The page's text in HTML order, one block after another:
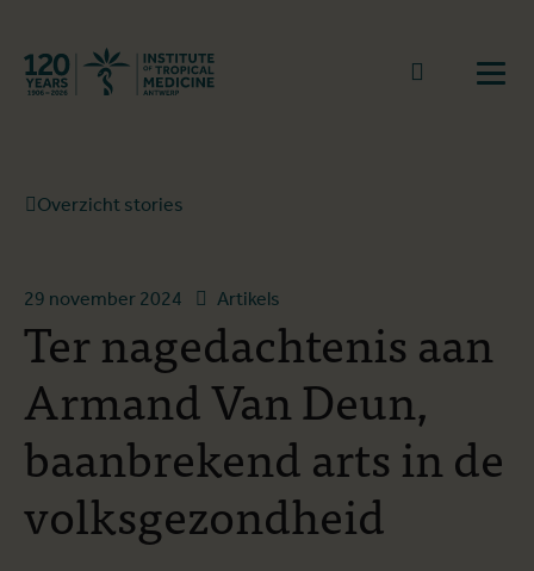
Terug naar start
Naar
Overzicht stories
29 november 2024 Artikels
Ter nagedachtenis aan
Armand Van Deun,
baanbrekend arts in de
volksgezondheid